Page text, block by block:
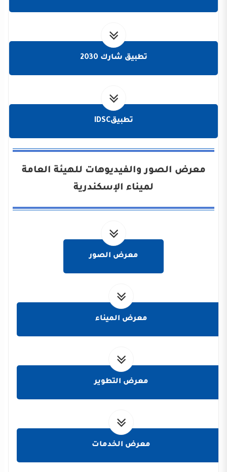
تطبيق شارك 2030
تطبيقIDSC
معرض الصور والفيديوهات للهيئة العامة
لميناء الإسكندرية
معرض الصور
معرض الميناء
معرض التطوير
معرض الخدمات